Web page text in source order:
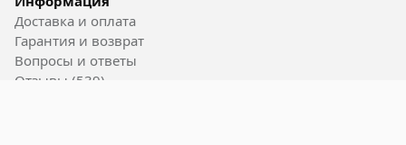
Доставка и оплата
Гарантия и возврат
Вопросы и ответы
Отзывы (539)